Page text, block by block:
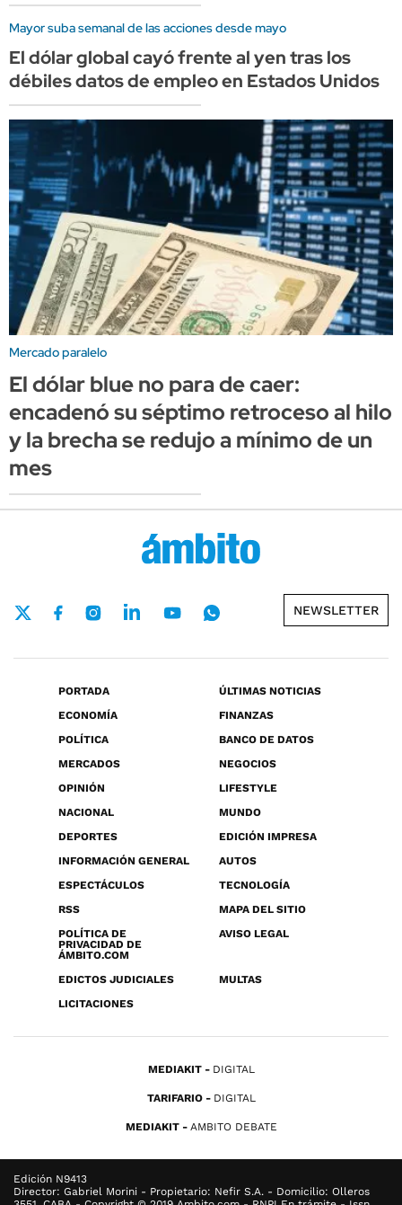
Mayor suba semanal de las acciones desde mayo
El dólar global cayó frente al yen tras los
débiles datos de empleo en Estados Unidos
Mercado paralelo
El dólar blue no para de caer:
encadenó su séptimo retroceso al hilo
y la brecha se redujo a mínimo de un
mes
NEWSLETTER
PORTADA
ÚLTIMAS NOTICIAS
ECONOMÍA
FINANZAS
POLÍTICA
BANCO DE DATOS
MERCADOS
NEGOCIOS
OPINIÓN
LIFESTYLE
NACIONAL
MUNDO
DEPORTES
EDICIÓN IMPRESA
INFORMACIÓN GENERAL
AUTOS
ESPECTÁCULOS
TECNOLOGÍA
RSS
MAPA DEL SITIO
POLÍTICA DE
PRIVACIDAD DE
ÁMBITO.COM
AVISO LEGAL
EDICTOS JUDICIALES
MULTAS
LICITACIONES
MEDIAKIT DIGITAL
TARIFARIO DIGITAL
MEDIAKIT AMBITO DEBATE
Edición N9413
Director: Gabriel Morini - Propietario: Nefir S.A. - Domicilio: Olleros